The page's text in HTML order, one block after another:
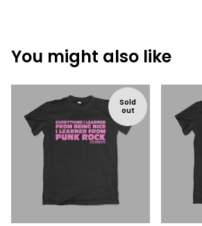
You might also like
Sold
out